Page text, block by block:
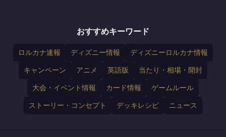
おすすめキーワード
ロルカナ速報 ディズニー情報 ディズニーロルカナ情報
キャンペーン アニメ 英語版 当たり・相場・開封
大会・イベント情報 カード情報 ゲームルール
ストーリー・コンセプト デッキレシピ ニュース